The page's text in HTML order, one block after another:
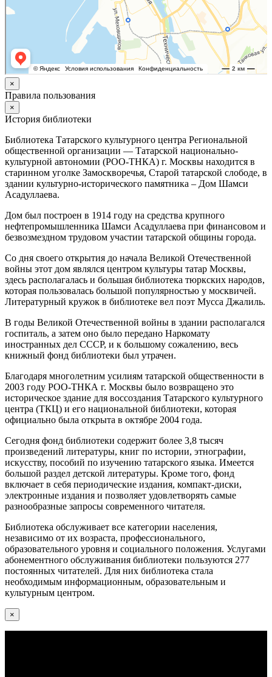
×
Правила пользования
×
История библиотеки
Библиотека Татарского культурного центра Региональной
общественной организации — Татарской национально-
культурной автономии (РОО-ТНКА) г. Москвы находится в
старинном уголке Замоскворечья, Старой татарской слободе, в
здании культурно-исторического памятника – Дом Шамси
Асадуллаева.
Дом был построен в 1914 году на средства крупного
нефтепромышленника Шамси Асадуллаева при финансовом и
безвозмездном трудовом участии татарской общины города.
Со дня своего открытия до начала Великой Отечественной
войны этот дом являлся центром культуры татар Москвы,
здесь располагалась и большая библиотека тюркских народов,
которая пользовалась большой популярностью у москвичей.
Литературный кружок в библиотеке вел поэт Мусса Джалиль.
В годы Великой Отечественной войны в здании располагался
госпиталь, а затем оно было передано Наркомату
иностранных дел СССР, и к большому сожалению, весь
книжный фонд библиотеки был утрачен.
Благодаря многолетним усилиям татарской общественности в
2003 году РОО-ТНКА г. Москвы было возвращено это
историческое здание для воссоздания Татарского культурного
центра (ТКЦ) и его национальной библиотеки, которая
официально была открыта в октябре 2004 года.
Сегодня фонд библиотеки содержит более 3,8 тысяч
произведений литературы, книг по истории, этнографии,
искусству, пособий по изучению татарского языка. Имеется
большой раздел детской литературы. Кроме того, фонд
включает в себя периодические издания, компакт-диски,
электронные издания и позволяет удовлетворять самые
разнообразные запросы современного читателя.
Библиотека обслуживает все категории населения,
независимо от их возраста, профессионального,
образовательного уровня и социального положения. Услугами
абонементного обслуживания библиотеки пользуются 277
постоянных читателей. Для них библиотека стала
необходимым информационным, образовательным и
культурным центром.
×